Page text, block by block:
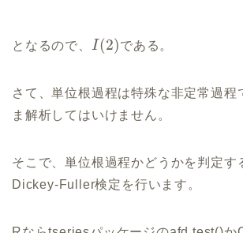
となるので、 I(2)である。
さて、単位根過程は特殊な非定常過程
ま解析してはいけません。
そこで、単位根過程かどうかを判定す
Dickey-Fuller検定を行います。